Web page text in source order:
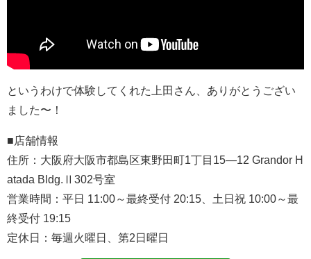
というわけで体験してくれた上田さん、ありがとうござい
ました〜！
■店舗情報
住所： 大阪府大阪市都島区東野田町1丁目15―12 Grandor H
atada Bldg.Ⅱ 302号室
営業時間：平日 11:00～最終受付 20:15、土日祝 10:00～最
終受付 19:15
定休日：毎週火曜日、第2日曜日